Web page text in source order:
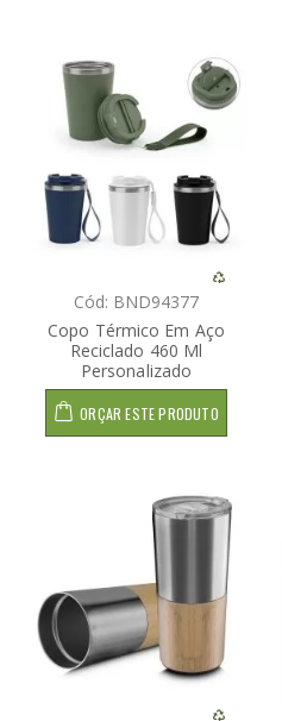
Cód: BND94377
Copo Térmico Em Aço
Reciclado 460 Ml
Personalizado
ORÇAR ESTE PRODUTO